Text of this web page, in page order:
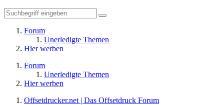
Forum
Unerledigte Themen
Hier werben
Forum
Unerledigte Themen
Hier werben
Offsetdrucker.net | Das Offsetdruck Forum